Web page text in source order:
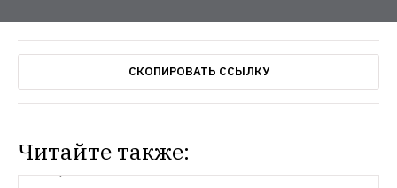
СКОПИРОВАТЬ ССЫЛКУ
Читайте также:
ОБЩЕСТВЕННЫЕ ПРОСТРАНСТВА